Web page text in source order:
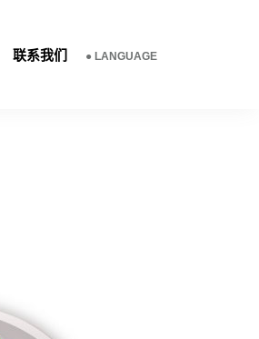
联系我们 ● LANGUAGE